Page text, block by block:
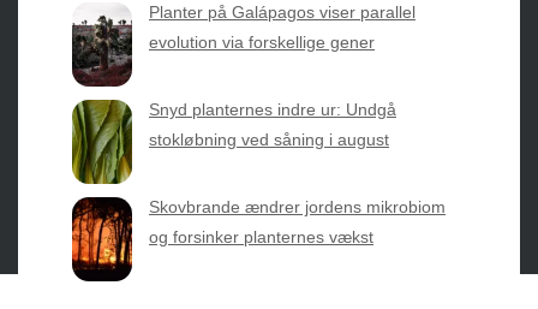
Planter på Galápagos viser parallel
evolution via forskellige gener
Snyd planternes indre ur: Undgå
stokløbning ved såning i august
Skovbrande ændrer jordens mikrobiom
og forsinker planternes vækst
Privatlivspolitik & Cookies
Kontakt Os
Om os